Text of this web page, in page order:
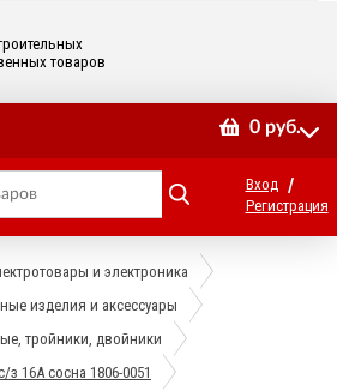
товаров
0 руб.
Вход /
Регистрация
и электроника
изделия и аксессуары
тройники, двойники
з 16А сосна 1806-0051